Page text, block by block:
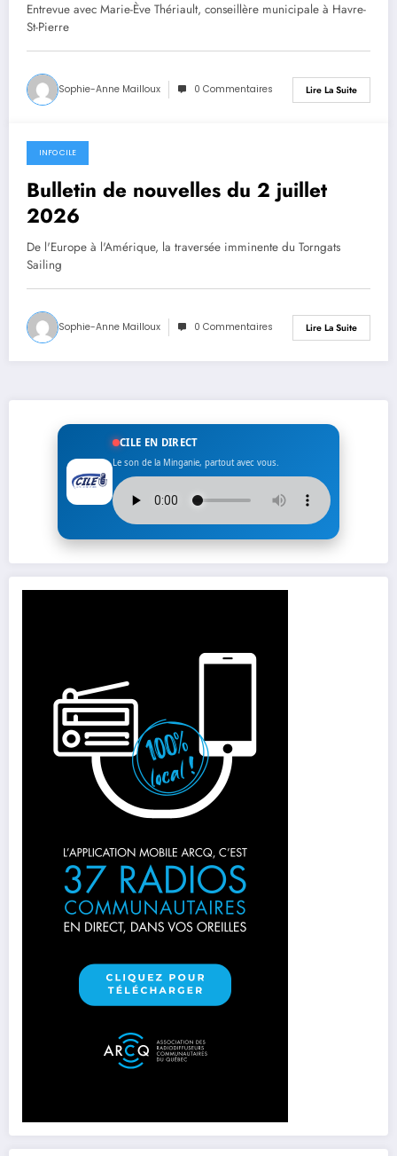
Entrevue avec Marie-Ève Thériault, conseillère municipale à Havre-
St-Pierre
Sophie-Anne Mailloux 0 Commentaires Lire La Suite
2 juillet 2026
INFO CILE
Bulletin de nouvelles du 2 juillet
2026
De l'Europe à l'Amérique, la traversée imminente du Torngats
Sailing
Sophie-Anne Mailloux 0 Commentaires Lire La Suite
CILE EN DIRECT
Le son de la Minganie, partout avec vous.